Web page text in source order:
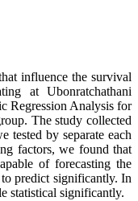
influence the survival
at Ubonratchathani
Regression Analysis for
The study collected
tested by separate each
factors, we found that
of forecasting the
predict significantly. In
statistical significantly.